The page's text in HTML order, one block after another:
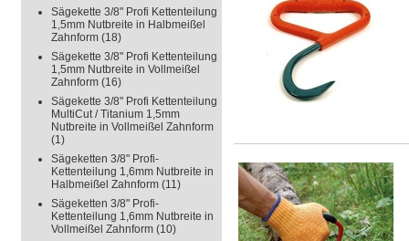
Sägekette 3/8" Profi Kettenteilung
1,5mm Nutbreite in Halbmeißel
Zahnform (18)
Sägekette 3/8" Profi Kettenteilung
1,5mm Nutbreite in Vollmeißel
Zahnform (16)
Sägekette 3/8" Profi Kettenteilung
MultiCut / Titanium 1,5mm
Nutbreite in Vollmeißel Zahnform
(1)
Sägeketten 3/8" Profi-
Kettenteilung 1,6mm Nutbreite in
Halbmeißel Zahnform (11)
Sägeketten 3/8" Profi-
Kettenteilung 1,6mm Nutbreite in
Vollmeißel Zahnform (10)